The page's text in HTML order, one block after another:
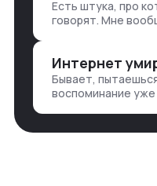
— все ручками
Есть штука, про
говорят. Мне
хватаешь у
Бывает,
воспоминание
неделями, если